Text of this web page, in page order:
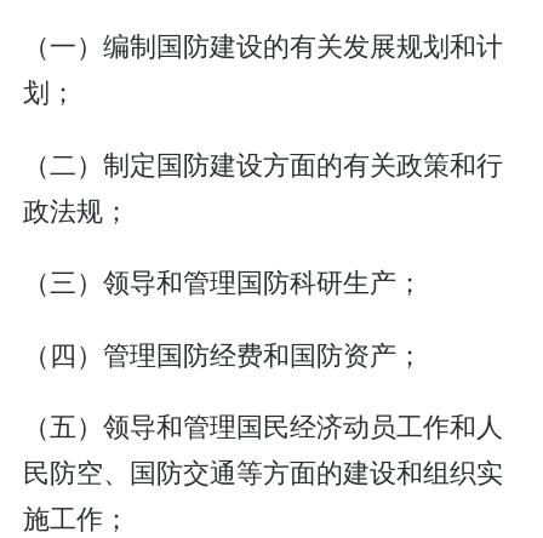
（一）编制国防建设的有关发展规划和计
划；
（二）制定国防建设方面的有关政策和行
政法规；
（三）领导和管理国防科研生产；
（四）管理国防经费和国防资产；
（五）领导和管理国民经济动员工作和人
民防空、国防交通等方面的建设和组织实
施工作；